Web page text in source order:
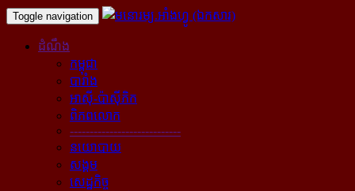
Toggle navigation
ដំណឹង
កម្ពុជា
បារាំង
អាស៊ី-ប៉ាស៊ីភិក
ពិភពលោក
----------------------------
នយោបាយ
សង្គម
សេដ្ឋកិច្ច